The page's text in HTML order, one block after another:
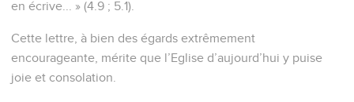
en écrive... » (4.9 ; 5.1).
Cette lettre, à bien des égards extrêmement
encourageante, mérite que l’Eglise d’aujourd’hui y puise
joie et consolation.